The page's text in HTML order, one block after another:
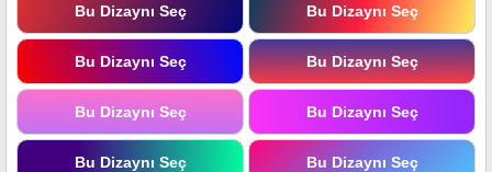
Bu Dizaynı Seç Bu Dizaynı Seç
Bu Dizaynı Seç Bu Dizaynı Seç
Bu Dizaynı Seç Bu Dizaynı Seç
Bu Dizaynı Seç Bu Dizaynı Seç